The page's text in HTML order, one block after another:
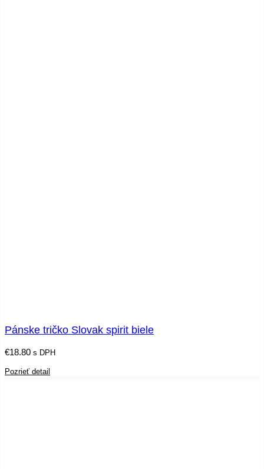
Pánske tričko Slovak spirit biele
€18.80 s DPH
Pozrieť detail